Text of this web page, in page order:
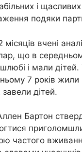
і
подяки
місяців вчені
що в
і мали дітей.
7 років жили
дітей.
Бартон
частого